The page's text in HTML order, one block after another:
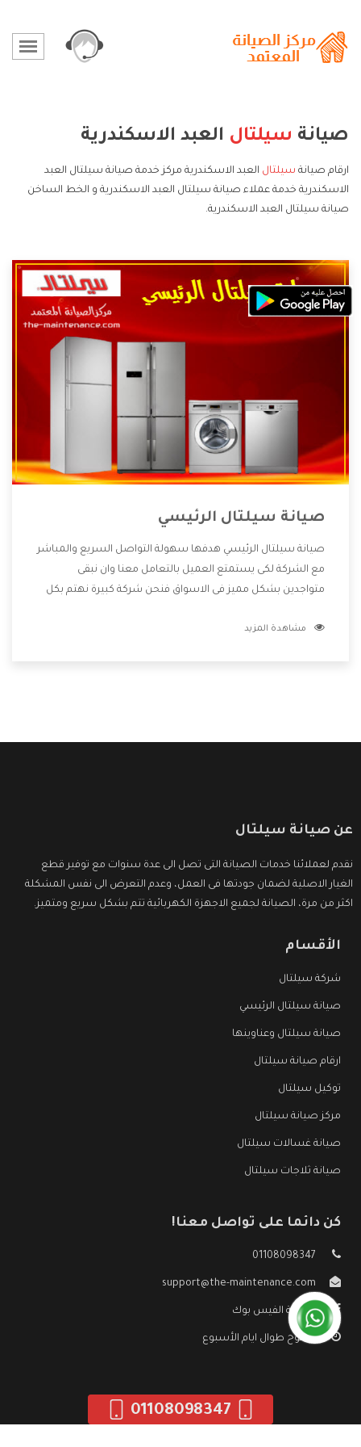
صيانة سيلتال العبد الاسكندرية
ارقام صيانة سيلتال العبد الاسكندرية مركز خدمة صيانة سيلتال العبد
الاسكندرية خدمة عملاء صيانة سيلتال العبد الاسكندرية و الخط الساخن
صيانة سيلتال العبد الاسكندرية.
صيانة سيلتال الرئيسي
صيانة سيلتال الرئيسي هدفها سهولة التواصل السريع والمباشر
مع الشركة لكى يستمتع العميل بالتعامل معنا وان نبقى
متواجدين بشكل مميز فى الاسواق فنحن شركة كبيرة نهتم بكل
الشركة بها والتى تكون منها خدمة الصيانة التى تكون من أهم
مشاهدة المزيد
عن صيانة سيلتال
نقدم لعملائنا خدمات الصيانة التى تصل الى عدة سنوات مع توفير قطع
الغيار الاصلية لضمان جودتها فى العمل، وعدم التعرض الى نفس المشكلة
اكثر من مرة، الصيانة لجميع الاجهزة الكهربائية تتم بشكل سريع ومتميز.
الأقسام
شركة سيلتال
صيانة سيلتال الرئيسي
صيانة سيلتال وعناوينها
ارقام صيانة سيلتال
توكيل سيلتال
مركز صيانة سيلتال
صيانة غسالات سيلتال
صيانة ثلاجات سيلتال
كن دائما على تواصل معنا!
01108098347
support@the-maintenance.com
صفحة الفيس بوك
مفتوح طوال ايام الأسبوع
01108098347